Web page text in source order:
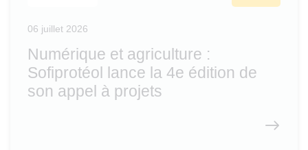
Numérique et agriculture :
Sofiprotéol lance la 4e édition de
son appel à projets
06 juillet 2026